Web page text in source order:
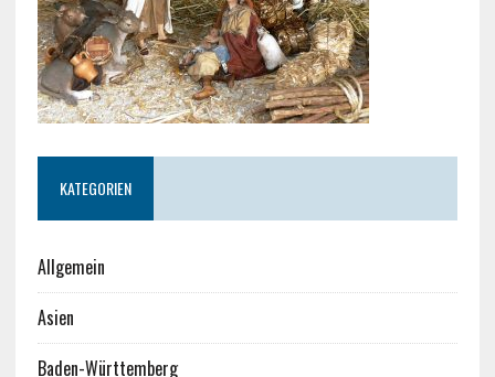
KATEGORIEN
Allgemein
Asien
Baden-Württemberg